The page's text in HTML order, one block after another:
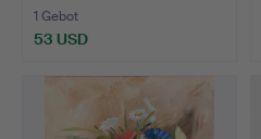
1 Gebot
53 USD